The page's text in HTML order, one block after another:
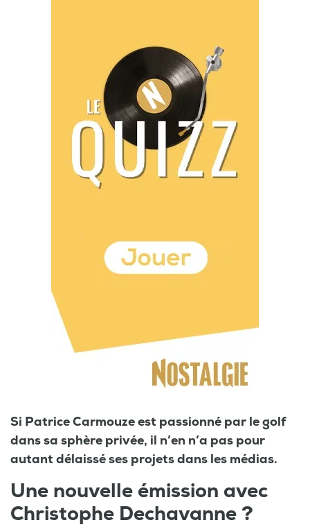
Si Patrice Carmouze est passionné par le golf
dans sa sphère privée, il n’en n’a pas pour
autant délaissé ses projets dans les médias.
Une nouvelle émission avec
Christophe Dechavanne ?